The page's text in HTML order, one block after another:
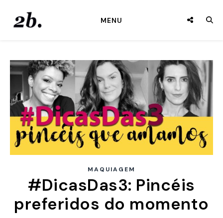
MENU
MAQUIAGEM
#DicasDas3: Pincéis
preferidos do momento